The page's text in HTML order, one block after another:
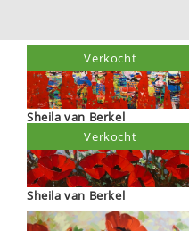
Sheila van Berkel
Verkocht
Sheila van Berkel
Verkocht